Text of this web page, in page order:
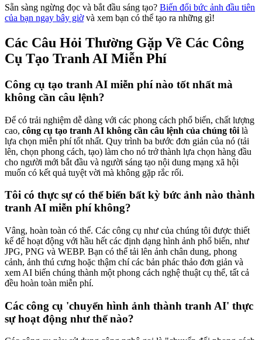
Sẵn sàng ngừng đọc và bắt đầu sáng tạo? Biến đổi bức ảnh đầu tiên
của bạn ngay bây giờvà xem bạn có thể tạo ra những gì!
Các Câu Hỏi Thường Gặp Về Các Công
Cụ Tạo Tranh AI Miễn Phí
Công cụ tạo tranh AI miễn phí nào tốt nhất mà
không cần câu lệnh?
Để có trải nghiệm dễ dàng với các phong cách phổ biến, chất lượng
cao, công cụ tạo tranh AI không cần câu lệnh của chúng tôi là
lựa chọn miễn phí tốt nhất. Quy trình ba bước đơn giản của nó (tải
lên, chọn phong cách, tạo) làm cho nó trở thành lựa chọn hàng đầu
cho người mới bắt đầu và người sáng tạo nội dung mạng xã hội
muốn có kết quả tuyệt vời mà không gặp rắc rối.
Tôi có thực sự có thể biến bất kỳ bức ảnh nào thành
tranh AI miễn phí không?
Vâng, hoàn toàn có thể. Các công cụ như của chúng tôi được thiết
kế để hoạt động với hầu hết các định dạng hình ảnh phổ biến, như
JPG, PNG và WEBP. Bạn có thể tải lên ảnh chân dung, phong
cảnh, ảnh thú cưng hoặc thậm chí các bản phác thảo đơn giản và
xem AI biến chúng thành một phong cách nghệ thuật cụ thể, tất cả
đều hoàn toàn miễn phí.
Các công cụ 'chuyển hình ảnh thành tranh AI' thực
sự hoạt động như thế nào?